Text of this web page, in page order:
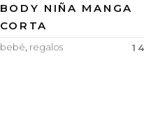
BODY NIÑA MANGA
CORTA
bebé regalos